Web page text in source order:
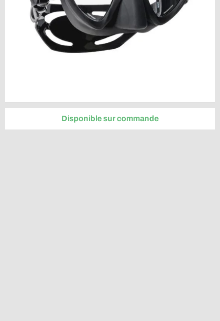
Disponible sur commande